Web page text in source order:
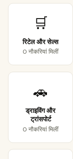
🛒
रिटेल और सेल्स
0 नौकरियां मिलीं
🚗
ड्राइविंग और
ट्रांसपोर्ट
0 नौकरियां मिलीं